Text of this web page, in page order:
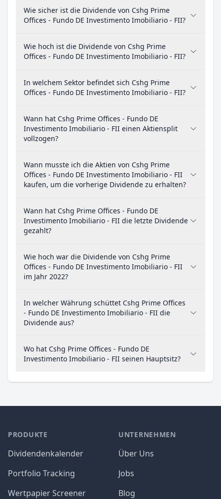
Wie sicher ist die Dividende von Cshg Prime
Offices - Fundo DE Investimento Imobiliario - FII?
Wie hoch ist die Dividende von Cshg Prime
Offices - Fundo DE Investimento Imobiliario - FII?
In welchem Sektor befindet sich Cshg Prime
Offices - Fundo DE Investimento Imobiliario - FII?
Wann hat Cshg Prime Offices - Fundo DE
Investimento Imobiliario - FII einen Aktiensplit
vollzogen?
Wann musste ich die Aktien von Cshg Prime
Offices - Fundo DE Investimento Imobiliario - FII
kaufen, um die vorherige Dividende zu erhalten?
Wann hat Cshg Prime Offices - Fundo DE
Investimento Imobiliario - FII die letzte Dividende
gezahlt?
Wie hoch war die Dividende von Cshg Prime
Offices - Fundo DE Investimento Imobiliario - FII
im Jahr 2022?
In welcher Währung schüttet Cshg Prime Offices
- Fundo DE Investimento Imobiliario - FII die
Dividende aus?
Wo hat Cshg Prime Offices - Fundo DE
Investimento Imobiliario - FII seinen Hauptsitz?
PRODUKTE
Dividendenkalender
Portfolio Tracking
Wertpapier Screener
UNTERNEHMEN
Über Uns
Jobs
Blog